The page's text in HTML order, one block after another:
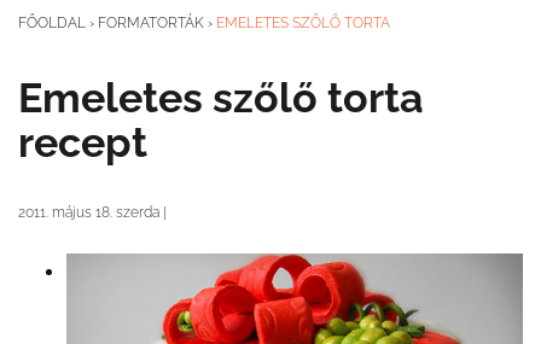
FŐOLDAL › FORMATORTÁK › EMELETES SZŐLŐ TORTA
Emeletes szőlő torta
recept
2011. május 18. szerda |